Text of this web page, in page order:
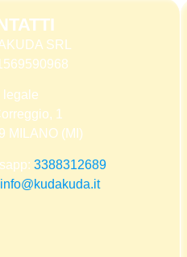
SRL
legale
1
MILANO (MI)
3388312689
info@kudakuda.it